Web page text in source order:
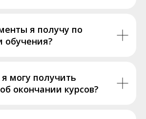
я получу по
обучения?
могу получить
окончании курсов?